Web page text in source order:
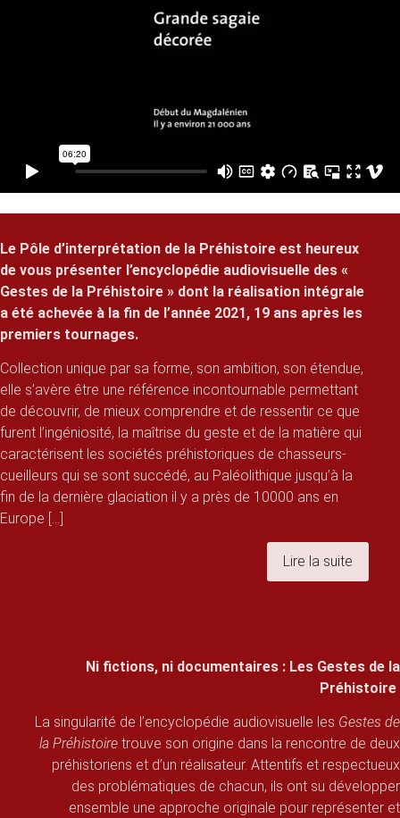
Le Pôle d’interprétation de la Préhistoire est heureux
de vous présenter l’encyclopédie audiovisuelle des «
Gestes de la Préhistoire » dont la réalisation intégrale
a été achevée à la fin de l’année 2021, 19 ans après les
premiers tournages.
Collection unique par sa forme, son ambition, son étendue,
elle s’avère être une référence incontournable permettant
de découvrir, de mieux comprendre et de ressentir ce que
furent l’ingéniosité, la maîtrise du geste et de la matière qui
caractérisent les sociétés préhistoriques de chasseurs-
cueilleurs qui se sont succédé, au Paléolithique jusqu’à la
fin de la dernière glaciation il y a près de 10000 ans en
Europe [...]
Lire la suite
Ni fictions, ni documentaires : Les Gestes de la
Préhistoire
La singularité de l’encyclopédie audiovisuelle les Gestes de
la Préhistoire trouve son origine dans la rencontre de deux
préhistoriens et d’un réalisateur. Attentifs et respectueux
des problématiques de chacun, ils ont su développer
ensemble une approche originale pour représenter et